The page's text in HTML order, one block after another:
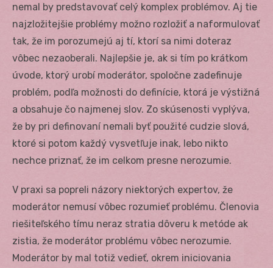
nemal by predstavovať celý komplex problémov. Aj tie
najzložitejšie problémy možno rozložiť a naformulovať
tak, že im porozumejú aj tí, ktorí sa nimi doteraz
vôbec nezaoberali. Najlepšie je, ak si tím po krátkom
úvode, ktorý urobí moderátor, spoločne zadefinuje
problém, podľa možnosti do definície, ktorá je výstižná
a obsahuje čo najmenej slov. Zo skúsenosti vyplýva,
že by pri definovaní nemali byť použité cudzie slová,
ktoré si potom každý vysvetľuje inak, lebo nikto
nechce priznať, že im celkom presne nerozumie.
V praxi sa popreli názory niektorých expertov, že
moderátor nemusí vôbec rozumieť problému. Členovia
riešiteľského tímu neraz stratia dôveru k metóde ak
zistia, že moderátor problému vôbec nerozumie.
Moderátor by mal totiž vedieť, okrem iniciovania